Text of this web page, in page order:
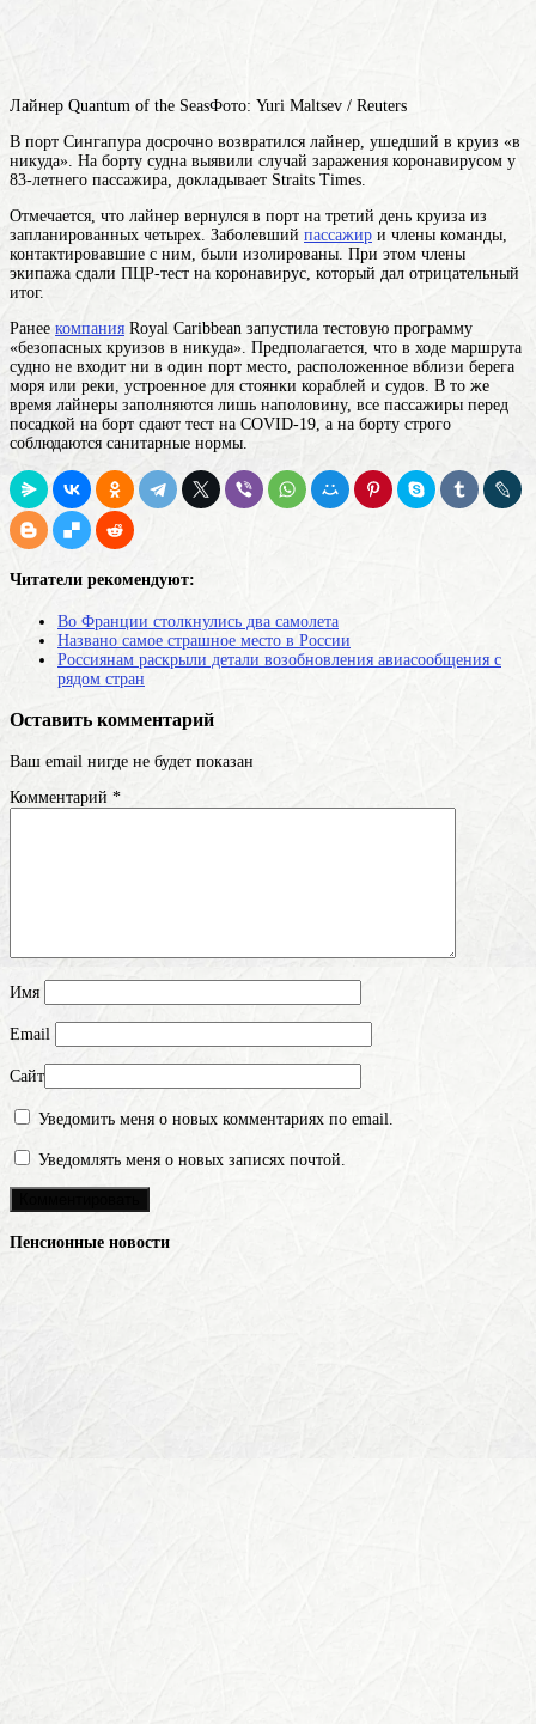
Лайнер Quantum of the SeasФото: Yuri Maltsev / Reuters
В порт Сингапура досрочно возвратился лайнер, ушедший в круиз «в
никуда». На борту судна выявили случай заражения коронавирусом у
83-летнего пассажира, докладывает Straits Times.
Отмечается, что лайнер вернулся в порт на третий день круиза из
запланированных четырех. Заболевший пассажир и члены команды,
контактировавшие с ним, были изолированы. При этом члены
экипажа сдали ПЦР-тест на коронавирус, который дал отрицательный
итог.
Ранее компания Royal Caribbean запустила тестовую программу
«безопасных круизов в никуда». Предполагается, что в ходе маршрута
судно не входит ни в один порт место, расположенное вблизи берега
моря или реки, устроенное для стоянки кораблей и судов . В то же
время лайнеры заполняются лишь наполовину, все пассажиры перед
посадкой на борт сдают тест на COVID-19, а на борту строго
соблюдаются санитарные нормы.
Читатели рекомендуют:
Во Франции столкнулись два самолета
Названо самое страшное место в России
Россиянам раскрыли детали возобновления авиасообщения с
рядом стран
Оставить комментарий
Ваш email нигде не будет показан
Комментарий *
Имя
Email
Сайт
Уведомить меня о новых комментариях по email.
Уведомлять меня о новых записях почтой.
Пенсионные новости